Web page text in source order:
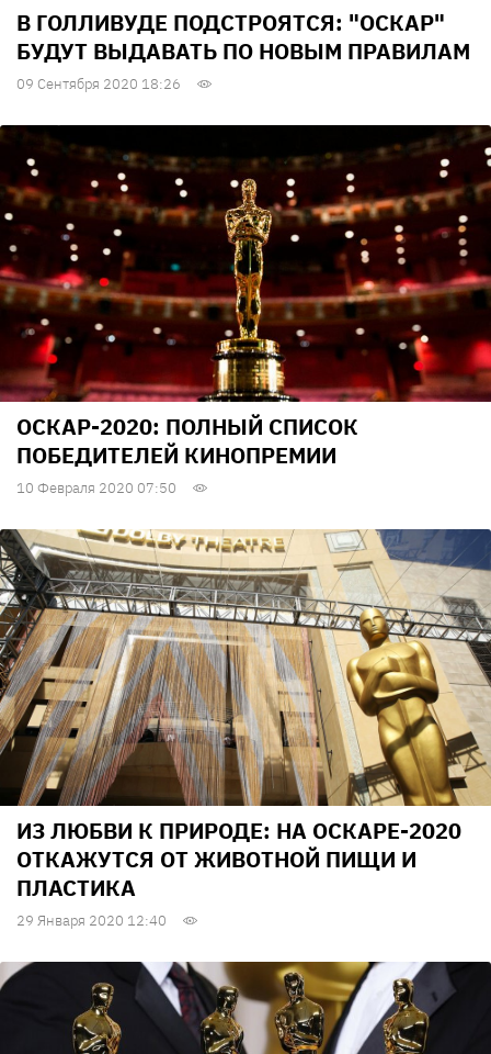
В ГОЛЛИВУДЕ ПОДСТРОЯТСЯ: "ОСКАР"
БУДУТ ВЫДАВАТЬ ПО НОВЫМ ПРАВИЛАМ
09 Сентября 2020 18:26
ОСКАР-2020: ПОЛНЫЙ СПИСОК
ПОБЕДИТЕЛЕЙ КИНОПРЕМИИ
10 Февраля 2020 07:50
ИЗ ЛЮБВИ К ПРИРОДЕ: НА ОСКАРЕ-2020
ОТКАЖУТСЯ ОТ ЖИВОТНОЙ ПИЩИ И
ПЛАСТИКА
29 Января 2020 12:40